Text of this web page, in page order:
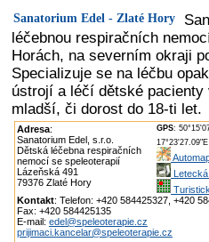
Sanatorium Edel - Zlaté Hory
léčebnou respiračních
Horách, na severním okraji
Specializuje se na léčbu
ústrojí a léčí dětské pacienty
mladší, či dorost do 18-ti let.
Adresa:
Sanatorium Edel, s.r.o.
Dětská léčebna respiračních
nemocí se speleoterapií
Lázeňská 491
79376 Zlaté Hory
GPS:
17°23'27.09"E
Kontakt: Telefon: +420 584425327, +420
Fax: +420 584425135
E-mail: edel@speleoterapie.cz
prijimaci.kancelar@speleoterapie.cz